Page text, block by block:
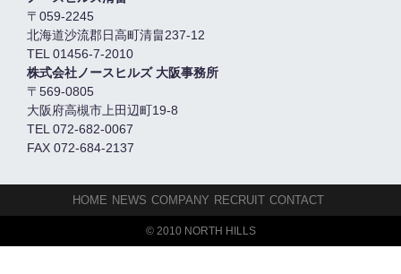
〒059-2245
北海道沙流郡日高町清畠237-12
TEL 01456-7-2010
株式会社ノースヒルズ 大阪事務所
〒569-0805
大阪府高槻市上田辺町19-8
TEL 072-682-0067
FAX 072-684-2137
HOME NEWS COMPANY RECRUIT CONTACT
© 2010 NORTH HILLS